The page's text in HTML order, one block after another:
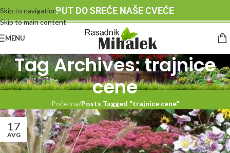
Skip to navigation
Skip to main content
PUT DO SREĆE NAŠE CVEĆE
MENU
Tag Archives: trajnice
cene
Početna/Posts Tagged "trajnice cene"
17
AVG